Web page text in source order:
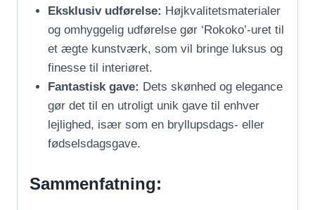
Eksklusiv udførelse: Højkvalitetsmaterialer
og omhyggelig udførelse gør ‘Rokoko’-uret til
et ægte kunstværk, som vil bringe luksus og
finesse til interiøret.
Fantastisk gave: Dets skønhed og elegance
gør det til en utroligt unik gave til enhver
lejlighed, især som en bryllupsdags- eller
fødselsdagsgave.
Sammenfatning: